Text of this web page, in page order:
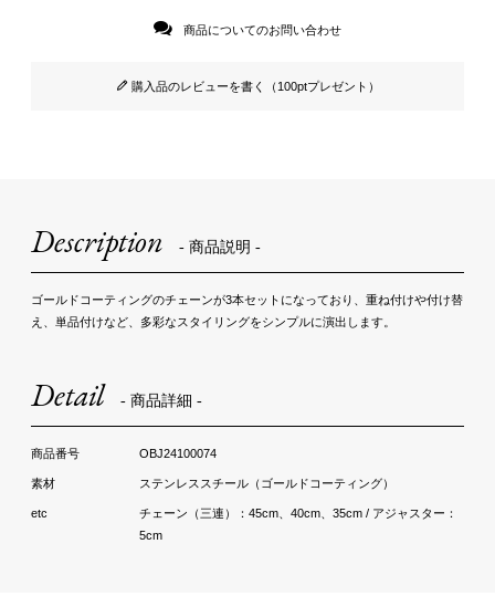
商品についてのお問い合わせ
購入品のレビューを書く（100ptプレゼント）
Description - 商品説明 -
ゴールドコーティングのチェーンが3本セットになっており、重ね付けや付け替
え、単品付けなど、多彩なスタイリングをシンプルに演出します。
Detail - 商品詳細 -
OBJ24100074
ステンレススチール（ゴールドコーティング）
チェーン（三連）：45cm、40cm、35cm / アジャスター：
5cm